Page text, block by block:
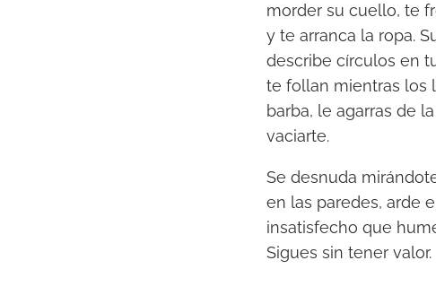
morder su cuello, te
y te arranca la ropa.
describe círculos en
te follan mientras los
barba, le agarras de
vaciarte.
Se desnuda
en las paredes, arde
insatisfecho que
Sigues sin tener valor.